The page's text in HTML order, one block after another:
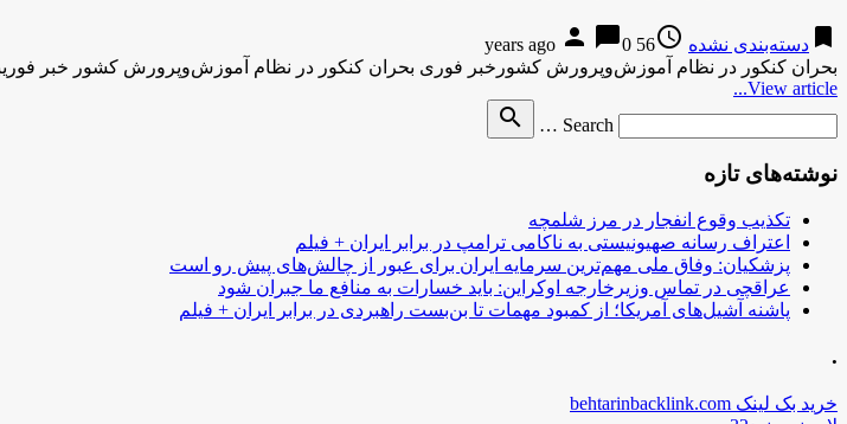
bookmark دسته‌بندی نشده access_time
56 years ago
person chat_bubble0
بحران کنکور در نظام آموزش‌وپرورش کشورخبر فوری بحران کنکور در نظام آموزش‌وپرورش کشور خبر
View article...
Search …
search
نوشته‌های تازه
تکذیب وقوع انفجار در مرز شلمچه
اعتراف رسانه صهیونیستی به ناکامی ترامپ در برابر ایران + فیلم
پزشکیان: وفاق ملی مهم‌ترین سرمایه ایران برای عبور از چالش‌های پیش رو است
عراقچی در تماس وزیرخارجه اوکراین: باید خسارات به منافع ما جبران شود
پاشنه آشیل‌های آمریکا؛ از کمبود مهمات تا بن‌بست راهبردی در برابر ایران + فیلم
.
خرید بک لینک behtarinbacklink.com